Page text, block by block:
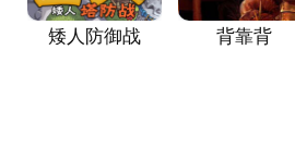
矮人防御战 背靠背